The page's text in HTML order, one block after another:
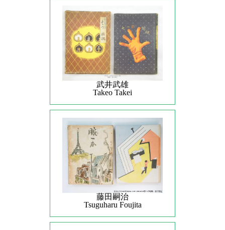
武井武雄
Takeo Takei
藤田嗣治
Tsuguharu Foujita